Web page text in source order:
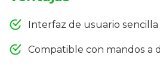
Interfaz de usuario sencilla
Compatible con mandos a